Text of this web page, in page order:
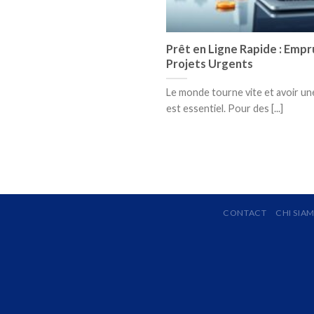
Prêt en Ligne Rapide :
Projets Urgents
Le monde tourne vite et avoir
est essentiel. Pour des [...]
CONTACT CHI